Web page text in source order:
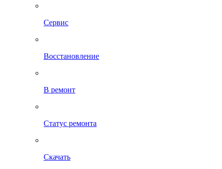
Сервис
Восстановление
В ремонт
Статус ремонта
Скачать